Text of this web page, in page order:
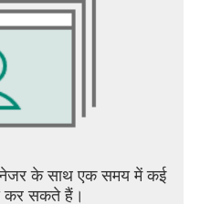
के साथ एक समय में कई
कर सकते हैं।